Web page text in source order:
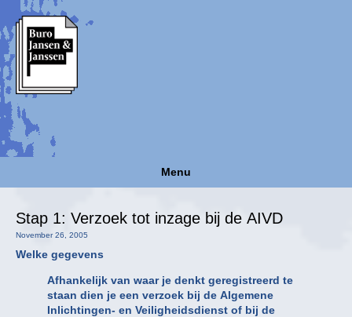
Menu
Stap 1: Verzoek tot inzage bij de AIVD
November 26, 2005
Welke gegevens
Afhankelijk van waar je denkt geregistreerd te
staan dien je een verzoek bij de Algemene
Inlichtingen- en Veiligheidsdienst of bij de